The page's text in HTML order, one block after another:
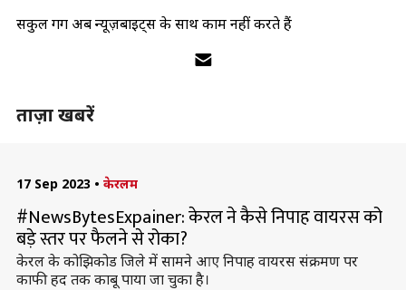
सकुल गर्ग अब न्यूज़बाइट्स के साथ काम नहीं करते हैं
ताज़ा खबरें
17 Sep 2023 • केरलम
#NewsBytesExpainer: केरल ने कैसे निपाह वायरस को
बड़े स्तर पर फैलने से रोका?
केरल के कोझिकोड जिले में सामने आए निपाह वायरस संक्रमण पर
काफी हद तक काबू पाया जा चुका है।